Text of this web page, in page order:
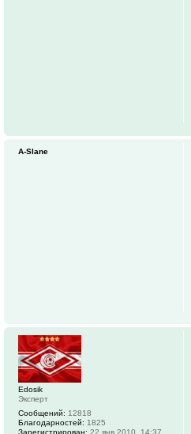
A-Slane
Edosik
Эксперт
Сообщений: 12818
Благодарностей: 1825
Зарегистрирован: 22 янв 2010, 14:37